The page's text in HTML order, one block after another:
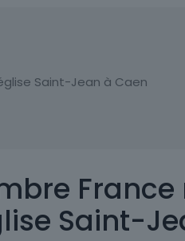
Saint-Jean à Caen
France
Saint-